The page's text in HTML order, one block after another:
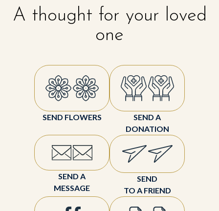
A thought for your loved
one
SEND FLOWERS
SEND A
DONATION
SEND A
MESSAGE
SEND
TO A FRIEND